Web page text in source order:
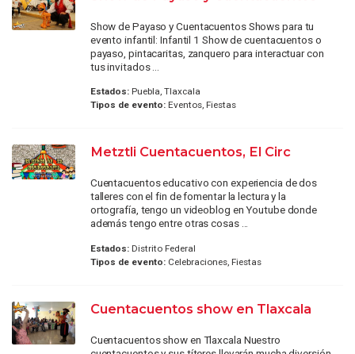
Show de Payaso y Cuentacuentos Shows para tu
evento infantil: Infantil 1 Show de cuentacuentos o
payaso, pintacaritas, zanquero para interactuar con
tus invitados ...
Estados:Puebla, Tlaxcala
Tipos de evento:Eventos, Fiestas
Metztli Cuentacuentos, El Circ
Cuentacuentos educativo con experiencia de dos
talleres con el fin de fomentar la lectura y la
ortografía, tengo un videoblog en Youtube donde
además tengo entre otras cosas ...
Estados:Distrito Federal
Tipos de evento:Celebraciones, Fiestas
Cuentacuentos show en Tlaxcala
Cuentacuentos show en Tlaxcala Nuestro